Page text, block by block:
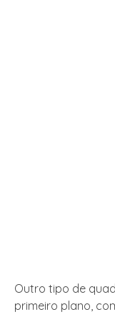
Outro tipo de
primeiro plano,